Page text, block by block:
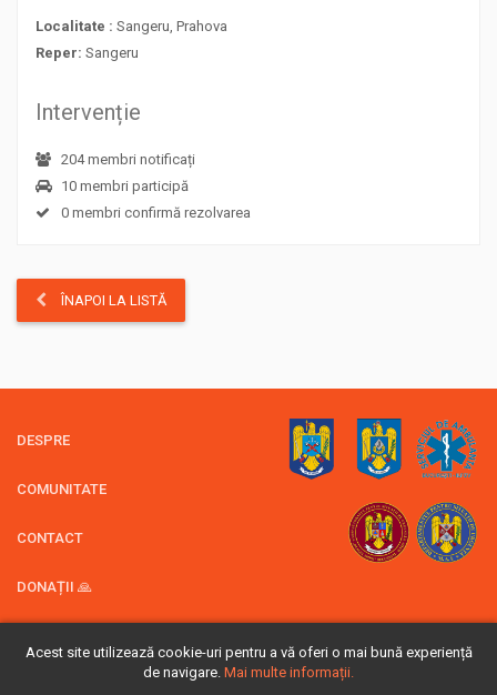
Localitate : Sangeru, Prahova
Reper: Sangeru
Intervenție
204 membri notificați
10 membri participă
0 membri confirmă rezolvarea
ÎNAPOI LA LISTĂ
DESPRE
COMUNITATE
CONTACT
DONAȚII 🙏
© 2026 Rescue 4x4 -ASV4x4
Acest site utilizează cookie-uri pentru a vă oferi o mai bună experiență
de navigare. Mai multe informații.